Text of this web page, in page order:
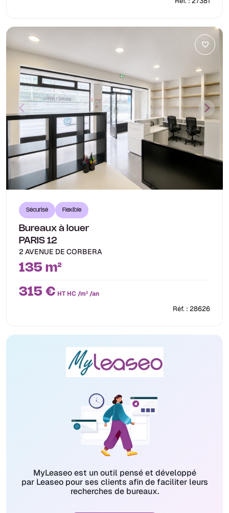
Sécurisé Flexible
Bureaux à louer
PARIS 12
2 AVENUE DE CORBERA
135 m²
315 € HT HC /m² /an
Réf. : 28626
MyLeaseo est un outil pensé et développé
par Leaseo pour ses clients afin de faciliter leurs
recherches de bureaux.